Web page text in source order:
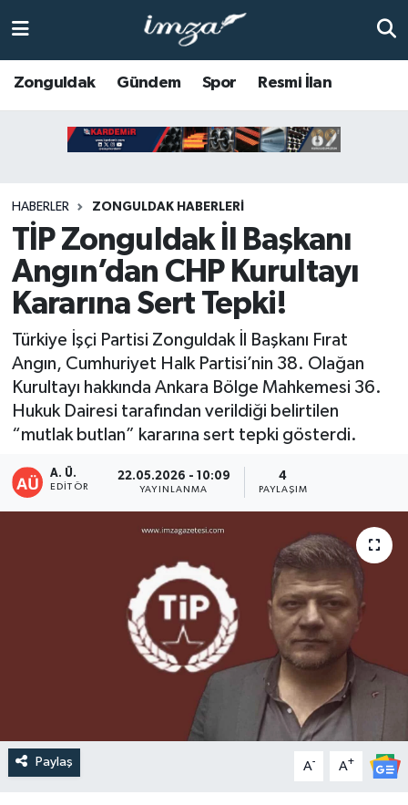
Zonguldak Gündem Spor Resmi İlan
HABERLER ZONGULDAK HABERLERI
TİP Zonguldak İl Başkanı
Angın’dan CHP Kurultayı
Kararına Sert Tepki!
Türkiye İşçi Partisi Zonguldak İl Başkanı Fırat
Angın, Cumhuriyet Halk Partisi’nin 38. Olağan
Kurultayı hakkında Ankara Bölge Mahkemesi 36.
Hukuk Dairesi tarafından verildiği belirtilen
“mutlak butlan” kararına sert tepki gösterdi.
A. Ü.
EDITÖR
22.05.2026 - 10:09
YAYINLANMA
4
PAYLAŞIM
Paylaş A- A+
Anasayfa
KOZLU
KİLİMLİ
BARTIN
BOLU
ÇAYCUMA
DEVREK
DÜZCE
Zonguldak Hava Durumu
Süper Lig Puan Durumu ve Fikstür
Tüm Manşetler
Son Dakika Haberleri
Haber Arşivi